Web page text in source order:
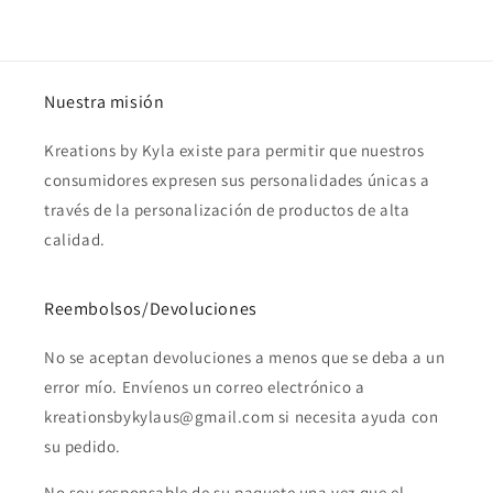
Nuestra misión
Kreations by Kyla existe para permitir que nuestros
consumidores expresen sus personalidades únicas a
través de la personalización de productos de alta
calidad.
Reembolsos/Devoluciones
No se aceptan devoluciones a menos que se deba a un
error mío. Envíenos un correo electrónico a
kreationsbykylaus@gmail.com si necesita ayuda con
su pedido.